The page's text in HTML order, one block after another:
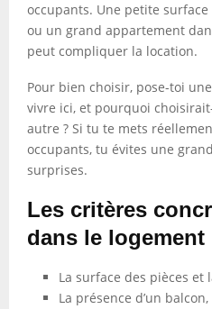
occupants. Une petite
ou un grand appartement
peut compliquer la location.
Pour bien choisir, pose-toi
vivre ici, et pourquoi
autre ? Si tu te mets
occupants, tu évites une
surprises.
Les critères
dans le logement
La surface des pièces et
La présence d’un